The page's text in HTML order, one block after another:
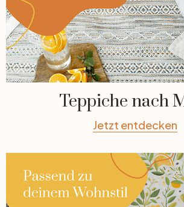
Teppiche nach
Jetzt entdecken